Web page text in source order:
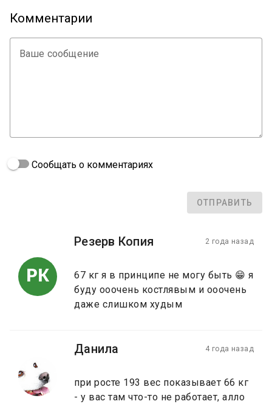
Комментарии
Ваше сообщение
Сообщать о комментариях
ОТПРАВИТЬ
РК
Резерв Копия 2 года назад
67 кг я в принципе не могу быть 😁 я
буду ооочень костлявым и ооочень
даже слишком худым
Данила 4 года назад
при росте 193 вес показывает 66 кг
- у вас там что-то не работает, алло